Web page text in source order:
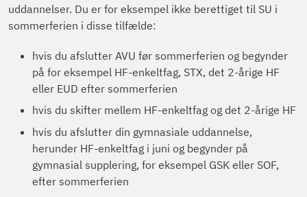
uddannelser. Du er for eksempel ikke berettiget til SU i
sommerferien i disse tilfælde:
hvis du afslutter AVU før sommerferien og begynder
på for eksempel HF-enkeltfag, STX, det 2-årige HF
eller EUD efter sommerferien
hvis du skifter mellem HF-enkeltfag og det 2-årige HF
hvis du afslutter din gymnasiale uddannelse,
herunder HF-enkeltfag i juni og begynder på
gymnasial supplering, for eksempel GSK eller SOF,
efter sommerferien